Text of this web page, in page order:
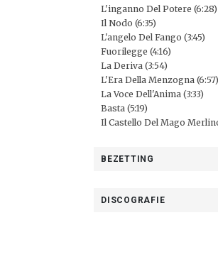
L'inganno Del Potere (6:28)
Il Nodo (6:35)
L'angelo Del Fango (3:45)
Fuorilegge (4:16)
La Deriva (3:54)
L'Era Della Menzogna (6:57)
La Voce Dell'Anima (3:33)
Basta (5:19)
Il Castello Del Mago
BEZETTING
DISCOGRAFIE